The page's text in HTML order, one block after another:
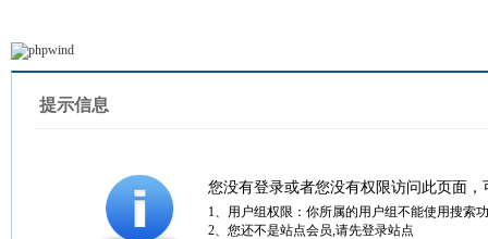
提示信息
您没有登录或者您没有权限访问此页面
1、用户组权限：你所属的用户组不能使用搜索
2、您还不是站点会员,请先登录站点